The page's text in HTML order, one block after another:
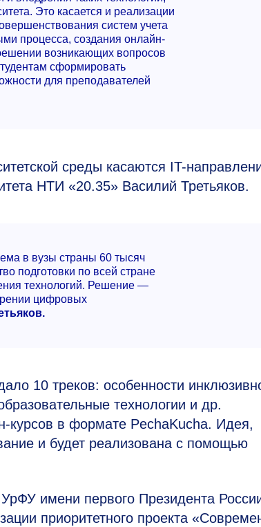
Это касается и реализации
систем учета
процесса, создания онлайн-
возникающих вопросов
сформировать
для преподавателей
среды касаются IT-
НТИ «20.35» Василий Третьяков.
в вузы страны 60 тысяч
подготовки по всей стране
технологий. Решение —
цифровых
10 треков: особенности
технологии и др.
курсов в формате PechaKucha. Идея,
и будет реализована с помощью
имени первого Президента
приоритетного проекта